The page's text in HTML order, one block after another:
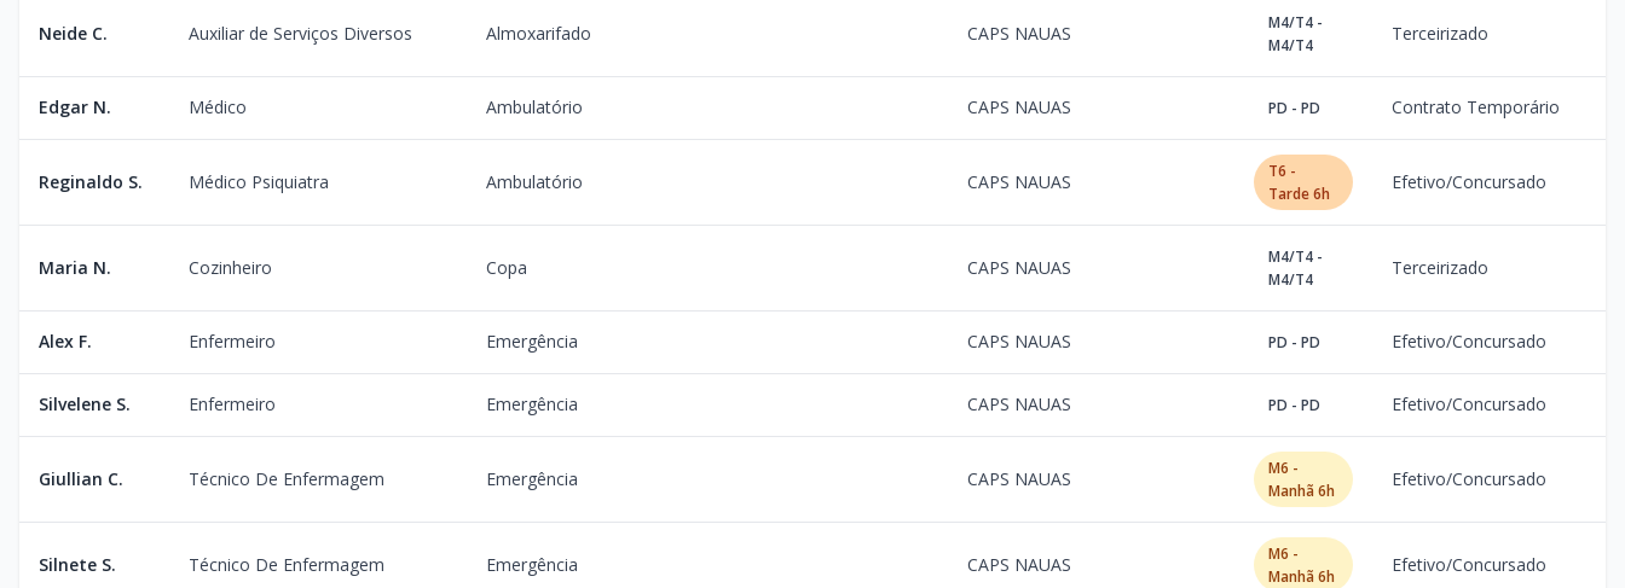
Neide C. Auxiliar de Serviços Diversos Almoxarifado CAPS NAUAS
M4/T4 -
M4/T4
Terceirizado
Edgar N. Médico Ambulatório CAPS NAUAS PD - PD Contrato Temporário
Reginaldo S. Médico Psiquiatra Ambulatório CAPS NAUAS
T6 -
Tarde 6h
Efetivo/Concursado
Maria N. Cozinheiro Copa CAPS NAUAS
M4/T4 -
M4/T4
Terceirizado
Alex F. Enfermeiro Emergência CAPS NAUAS PD - PD Efetivo/Concursado
Silvelene S. Enfermeiro Emergência CAPS NAUAS PD - PD Efetivo/Concursado
Giullian C. Técnico De Enfermagem Emergência CAPS NAUAS
M6 -
Manhã 6h
Efetivo/Concursado
Silnete S. Técnico De Enfermagem Emergência CAPS NAUAS
M6 -
Manhã 6h
Efetivo/Concursado